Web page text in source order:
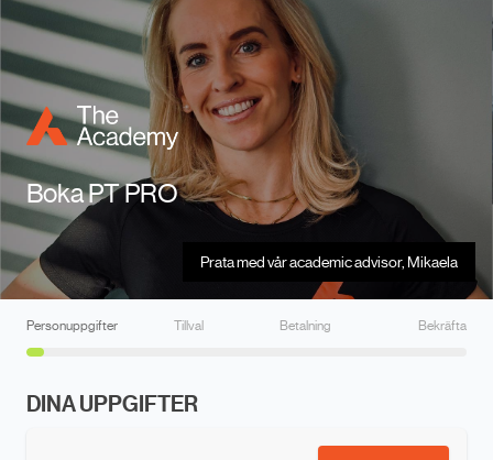
Prata med vår academic advisor, Mikaela
Boka PT PRO
Personuppgifter Tillval Betalning Bekräfta
DINA UPPGIFTER